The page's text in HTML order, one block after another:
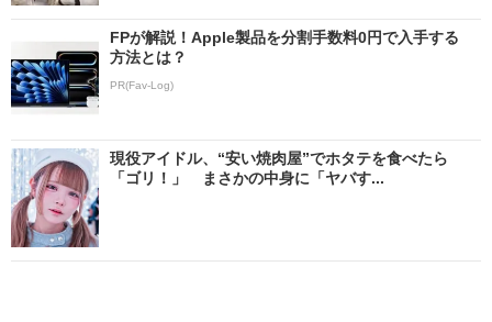
FPが解説！Apple製品を分割手数料0円で入手する
方法とは？
PR(Fav-Log)
現役アイドル、“安い焼肉屋”でホタテを食べたら
「ゴリ！」 まさかの中身に「ヤバす...